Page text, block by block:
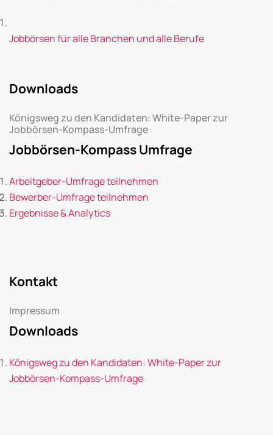
Jobbörsen für alle Branchen und alle Berufe
Downloads
Königsweg zu den Kandidaten: White-Paper zur
Jobbörsen-Kompass-Umfrage
Jobbörsen-Kompass Umfrage
Arbeitgeber-Umfrage teilnehmen
Bewerber-Umfrage teilnehmen
Ergebnisse & Analytics
Kontakt
Impressum
Downloads
Königsweg zu den Kandidaten: White-Paper zur
Jobbörsen-Kompass-Umfrage